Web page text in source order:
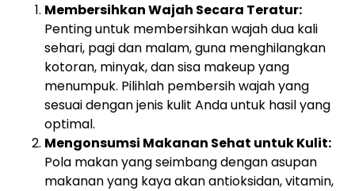
Membersihkan Wajah Secara Teratur:
Penting untuk membersihkan wajah dua kali
sehari, pagi dan malam, guna menghilangkan
kotoran, minyak, dan sisa makeup yang
menumpuk. Pilihlah pembersih wajah yang
sesuai dengan jenis kulit Anda untuk hasil yang
optimal.
Mengonsumsi Makanan Sehat untuk Kulit:
Pola makan yang seimbang dengan asupan
makanan yang kaya akan antioksidan, vitamin,